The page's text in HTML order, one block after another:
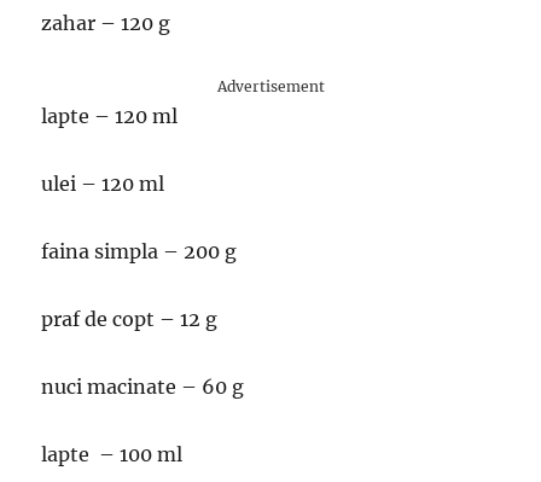
zahar – 120 g
Advertisement
lapte – 120 ml
ulei – 120 ml
faina simpla – 200 g
praf de copt – 12 g
nuci macinate – 60 g
lapte – 100 ml